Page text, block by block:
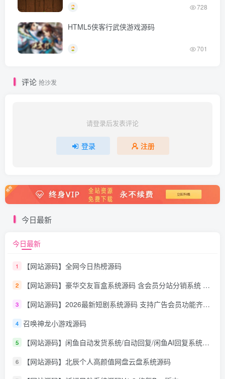
728
HTML5侠客行武侠游戏源码
701
评论 抢沙发
请登录后发表评论
登录 注册
今日最新
今日最新
1 【网站源码】全网今日热榜源码
2 【网站源码】豪华交友盲盒系统源码 含会员分站分销系统 可易支付
3 【网站源码】2026最新短剧系统源码 支持广告会员功能齐全短剧源码
4 召唤神龙小游戏源码
5 【网站源码】闲鱼自动发货系统/自动回复/闲鱼AI回复系统源码
6 【网站源码】北辰个人高颜值网盘云盘系统源码